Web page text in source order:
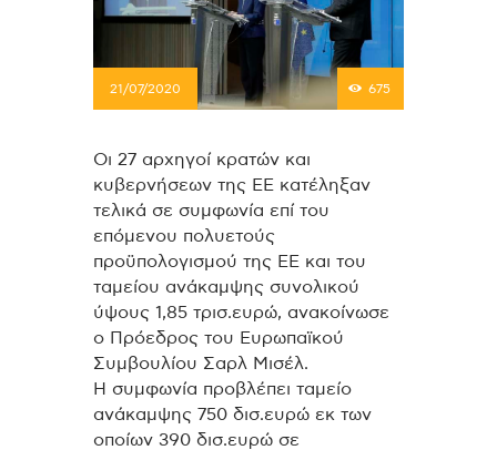
21/07/2020 675
Οι 27 αρχηγοί κρατών και
κυβερνήσεων της ΕΕ κατέληξαν
τελικά σε συμφωνία επί του
επόμενου πολυετούς
προϋπολογισμού της ΕΕ και του
ταμείου ανάκαμψης συνολικού
ύψους 1,85 τρισ.ευρώ, ανακοίνωσε
ο Πρόεδρος του Ευρωπαϊκού
Συμβουλίου Σαρλ Μισέλ.
Η συμφωνία προβλέπει ταμείο
ανάκαμψης 750 δισ.ευρώ εκ των
οποίων 390 δισ.ευρώ σε